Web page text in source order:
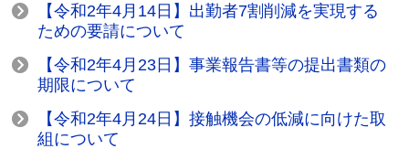
【令和2年4月14日】出勤者7割削減を実現する
ための要請について
【令和2年4月23日】事業報告書等の提出書類の
期限について
【令和2年4月24日】接触機会の低減に向けた取
組について